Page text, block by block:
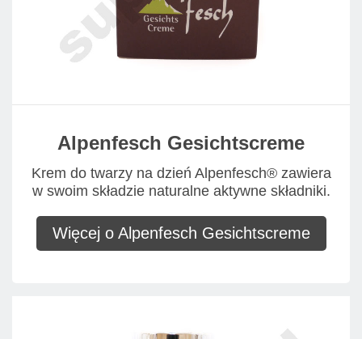
Alpenfesch Gesichtscreme
Krem do twarzy na dzień Alpenfesch® zawiera
w swoim składzie naturalne aktywne składniki.
Więcej o Alpenfesch Gesichtscreme